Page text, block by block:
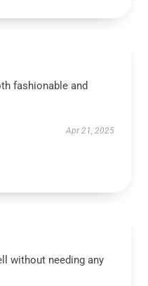
fashionable and
Apr 21, 2025
without needing any